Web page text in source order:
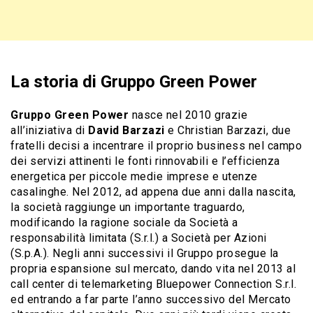
La storia di Gruppo Green Power
Gruppo Green Power nasce nel 2010 grazie
all’iniziativa di David Barzazi e Christian Barzazi, due
fratelli decisi a incentrare il proprio business nel campo
dei servizi attinenti le fonti rinnovabili e l’efficienza
energetica per piccole medie imprese e utenze
casalinghe. Nel 2012, ad appena due anni dalla nascita,
la società raggiunge un importante traguardo,
modificando la ragione sociale da Società a
responsabilità limitata (S.r.l.) a Società per Azioni
(S.p.A.). Negli anni successivi il Gruppo prosegue la
propria espansione sul mercato, dando vita nel 2013 al
call center di telemarketing Bluepower Connection S.r.l.
ed entrando a far parte l’anno successivo del Mercato